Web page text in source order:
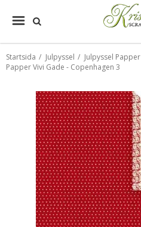
Startsida / Julpyssel / Julpyssel Papper
Papper Vivi Gade - Copenhagen 3